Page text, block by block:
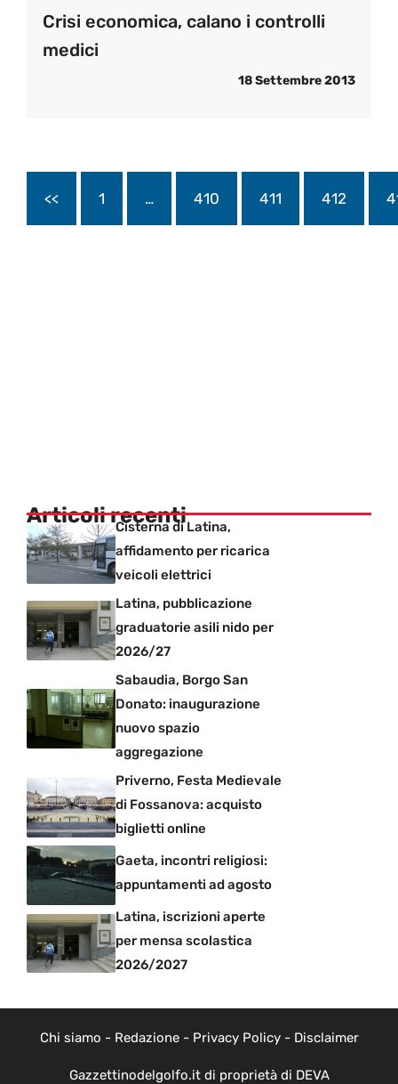
Crisi economica, calano i controlli
medici
18 Settembre 2013
<< 1 … 410 411 412
Articoli recenti
Cisterna di Latina,
affidamento per ricarica
veicoli elettrici
Latina, pubblicazione
graduatorie asili nido per
2026/27
Sabaudia, Borgo San
Donato: inaugurazione
nuovo spazio
aggregazione
Priverno, Festa Medievale
di Fossanova: acquisto
biglietti online
Gaeta, incontri religiosi:
appuntamenti ad agosto
Latina, iscrizioni aperte
per mensa scolastica
2026/2027
Chi siamo - Redazione- Privacy Policy- Disclaimer
Gazzettinodelgolfo.it di proprietà di DEVA